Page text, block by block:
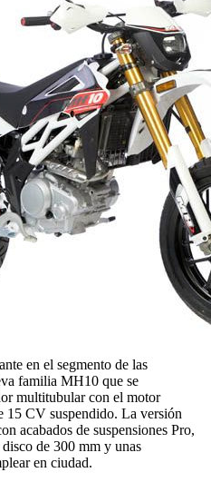
en el segmento de las
familia MH10 que se
multitubular con el motor
CV suspendido. La versión
acabados de suspensiones Pro,
de 300 mm y unas
en ciudad.